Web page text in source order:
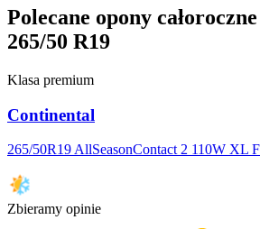
Polecane opony
265/50 R19
Klasa premium
Continental
265/50R19 AllSeasonContact 2 110W XL
Zbieramy opinie